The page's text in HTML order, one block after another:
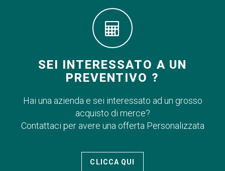
SEI INTERESSATO A UN
PREVENTIVO ?
Hai una azienda e sei interessato ad un grosso
acquisto di merce?
Contattaci per avere una offerta Personalizzata
CLICCA QUI